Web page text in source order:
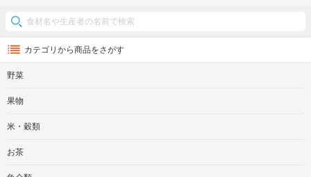
カテゴリから商品をさがす
野菜
果物
米・穀類
お茶